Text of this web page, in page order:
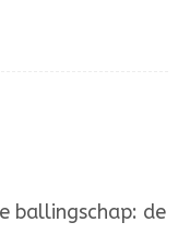
ballingschap: de